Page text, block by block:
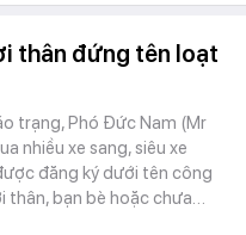
thân đứng tên loạt
trạng, Phó Đức Nam (Mr
nhiều xe sang, siêu xe
đăng ký dưới tên công
thân, bạn bè hoặc chưa…